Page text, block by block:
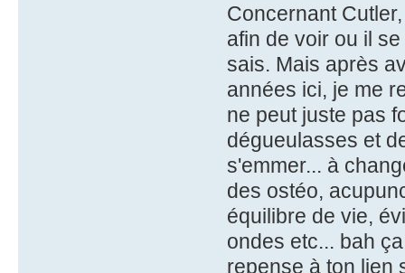
Concernant
afin de voir ou il
sais. Mais après
années ici, je me
ne peut juste pas
dégueulasses et
s'emmer... à
des ostéo,
équilibre de vie,
ondes etc... bah
repense à ton lien